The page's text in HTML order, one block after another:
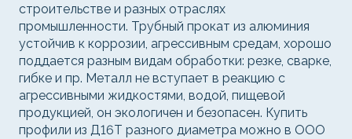
строительстве и разных отраслях
промышленности. Трубный прокат из алюминия
устойчив к коррозии, агрессивным средам, хорошо
поддается разным видам обработки: резке, сварке,
гибке и пр. Металл не вступает в реакцию с
агрессивными жидкостями, водой, пищевой
продукцией, он экологичен и безопасен. Купить
профили из Д16Т разного диаметра можно в ООО